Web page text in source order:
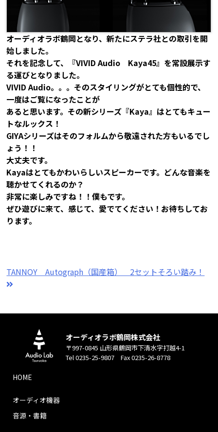
オーディオラボ鶴岡となり、新たにステラ社との取引を開
始しました。
それを記念して、『VIVID Audio Kaya45』を常設展示す
る運びとなりました。
VIVID Audio。。。そのスタイリングがとても個性的で、
一度はご覧になったことが
あると思います。その新シリーズ『Kaya』はとてもキュー
トなルックス！
GIYAシリーズはそのフォルムから敬遠された方もいるでし
ょう！！
大丈夫です。
Kayaはとてもかわいらしいスピーカーです。どんな音楽を
聴かせてくれるのか？
非常に楽しみですね！！僕もです。
ぜひ遊びに来て、感じて、愛でてください！お待ちしてお
ります。
TANNOY Autograph（国産箱） 2セットそろい踏み！
オーディオラボ鶴岡株式会社
〒997-0845 山形県鶴岡市下清水字打越4-1
Tel 0235-25-9807 Fax 0235-26-8778
HOME
オーディオ機器
音源・書籍